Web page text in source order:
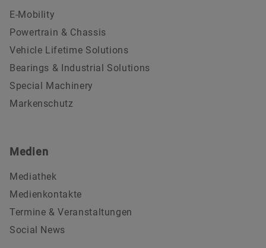
E-Mobility
Powertrain & Chassis
Vehicle Lifetime Solutions
Bearings & Industrial Solutions
Special Machinery
Markenschutz
Medien
Mediathek
Medienkontakte
Termine & Veranstaltungen
Social News